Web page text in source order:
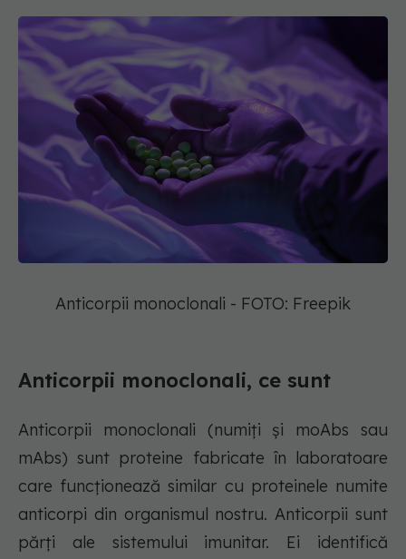
Anticorpii monoclonali - FOTO: Freepik
Anticorpii monoclonali, ce sunt
Anticorpii monoclonali (numiți și moAbs sau
mAbs) sunt proteine fabricate în laboratoare
care funcționează similar cu proteinele numite
anticorpi din organismul nostru. Anticorpii sunt
părți ale sistemului imunitar. Ei identifică